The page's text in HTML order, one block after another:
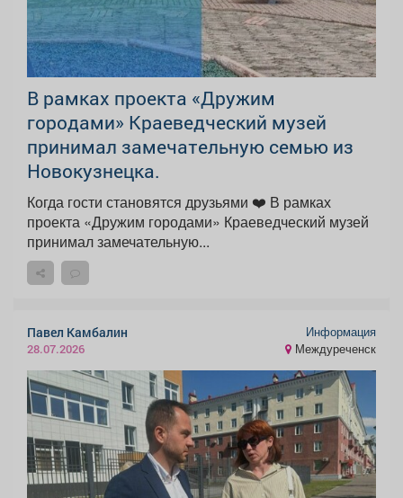
В рамках проекта «Дружим
городами» Краеведческий музей
принимал замечательную семью из
Новокузнецка.
Когда гости становятся друзьями ❤️ В рамках
проекта «Дружим городами» Краеведческий музей
принимал замечательную...
Павел Камбалин
28.07.2026
Информация
Междуреченск